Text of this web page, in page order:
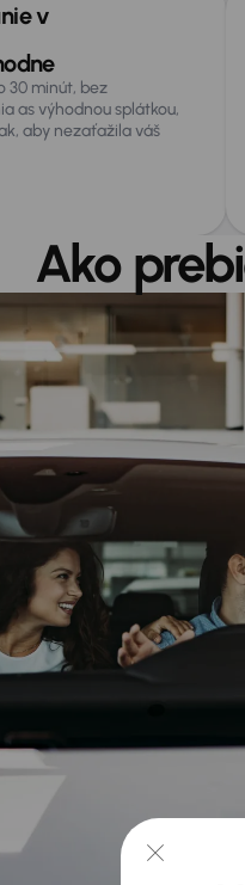
v
30 minút, bez
as výhodnou splátkou,
aby nezaťažila váš
Ako